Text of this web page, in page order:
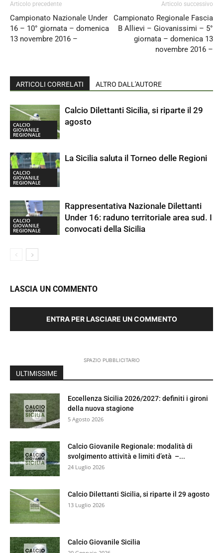
Articolo precedente
Campionato Nazionale Under
16 – 10° giornata – domenica
13 novembre 2016 –
Articolo successivo
Campionato Regionale Fascia
B Allievi – Giovanissimi – 5°
giornata – domenica 13
novembre 2016 –
ARTICOLI CORRELATI ALTRO DALL'AUTORE
CALCIO
GIOVANILE
REGIONALE
Calcio Dilettanti Sicilia, si riparte il 29
agosto
CALCIO
GIOVANILE
REGIONALE
La Sicilia saluta il Torneo delle Regioni
CALCIO
GIOVANILE
REGIONALE
Rappresentativa Nazionale Dilettanti
Under 16: raduno territoriale area sud. I
convocati della Sicilia
LASCIA UN COMMENTO
ENTRA PER LASCIARE UN COMMENTO
SPAZIO PUBBLICITARIO
ULTIMISSIME
Eccellenza Sicilia 2026/2027: definiti i gironi
della nuova stagione
5 Agosto 2026
Calcio Giovanile Regionale: modalità di
svolgimento attività e limiti d’età –...
24 Luglio 2026
Calcio Dilettanti Sicilia, si riparte il 29 agosto
13 Luglio 2026
Calcio Giovanile Sicilia